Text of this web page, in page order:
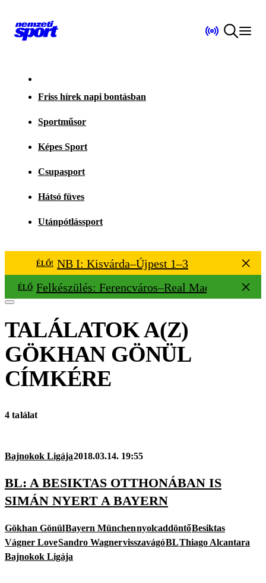
Friss hírek napi bontásban
Sportműsor
Képes Sport
Csupasport
Hátsó füves
Utánpótlássport
ÉLŐ! NB I: Kisvárda–Újpest 1–3
ÉLŐ Felkészülés: Ferencváros–Real Madrid 0–0
TALÁLATOK A(Z)
GÖKHAN GÖNÜL
CÍMKÉRE
4 találat
Bajnokok Ligája2018.03.14. 19:55
BL: A BESIKTAS OTTHONÁBAN IS
SIMÁN NYERT A BAYERN
Gökhan GönülBayern MünchennyolcaddöntőBesiktas
Vágner LoveSandro WagnervisszavágóBLThiago Alcantara
Bajnokok Ligája